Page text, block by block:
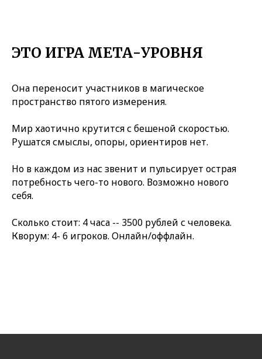
ЭТО ИГРА МЕТА-УРОВНЯ
Она переносит участников в магическое
пространство пятого измерения.
Мир хаотично крутится с бешеной скоростью.
Рушатся смыслы, опоры, ориентиров нет.
Но в каждом из нас звенит и пульсирует острая
потребность чего-то нового. Возможно нового
себя.
Сколько стоит: 4 часа -- 3500 рублей с человека.
Кворум: 4- 6 игроков. Онлайн/оффлайн.